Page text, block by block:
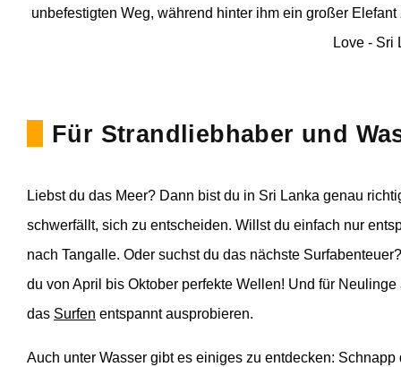
Für Strandliebhaber und
Liebst du das Meer? Dann bist du in Sri Lanka genau
schwerfällt, sich zu entscheiden. Willst du einfach nur
nach Tangalle. Oder suchst du das nächste
du von April bis Oktober perfekte Wellen! Und für
das Surfen entspannt ausprobieren.
Auch unter Wasser gibt es einiges zu entdecken: